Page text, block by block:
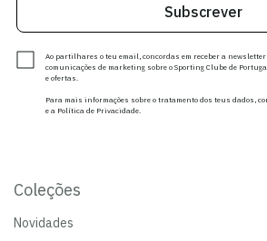
Subscrever
Ao partilhares o teu email, concordas em receber a newsletter
comunicações de marketing sobre o Sporting Clube de
e ofertas.
Para mais informações sobre o tratamento dos teus dados,
e a Política de Privacidade.
Coleções
Novidades